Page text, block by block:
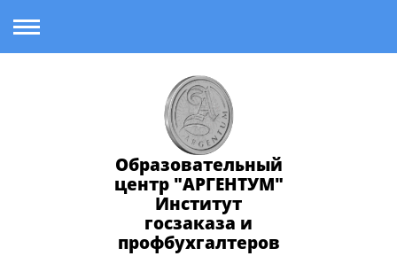
Образовательный
центр "АРГЕНТУМ"
Институт
госзаказа и
профбухгалтеров